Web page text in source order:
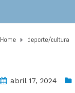
Home deporte/cultura
abril 17, 2024